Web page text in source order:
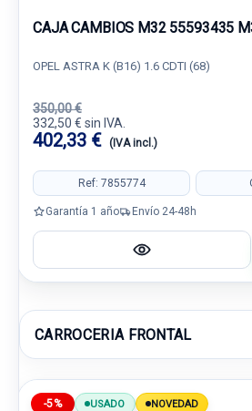
CAJA CAMBIOS M32 55593435
OPEL ASTRA K (B16) 1.6 CDTI (68)
350,00 €
332,50 € sin IVA.
402,33 € (IVA incl.)
Ref: 7855774
Garantía 1 año Envío 24-48h
CARROCERIA FRONTAL
-5% USADO NOVEDAD